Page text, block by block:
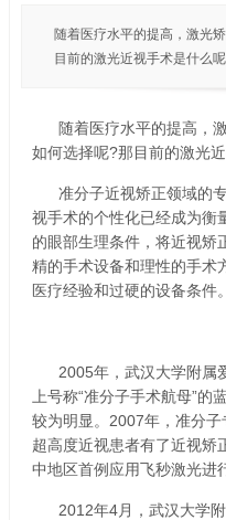
随着医疗水平的提高，激光
目前的激光近视手术是什么
随着医疗水平的提高，
如何选择呢?那目前的激光
准分子近视矫正领域的
视手术的个性化已经成为衡
的眼部生理条件，将近视矫
精的手术设备和理性的手术
医疗经验和过硬的设备条件。
2005年，武汉大学附属
上号称“准分子手术航母”
较为明显。2007年，准分
超高度近视患者有了近视矫
中地区首例应用飞秒激光进
2012年4月，武汉大学